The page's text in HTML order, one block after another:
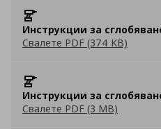
Инструкции за
Свалете PDF (374 KB)
Инструкции за
Свалете PDF (3 MB)